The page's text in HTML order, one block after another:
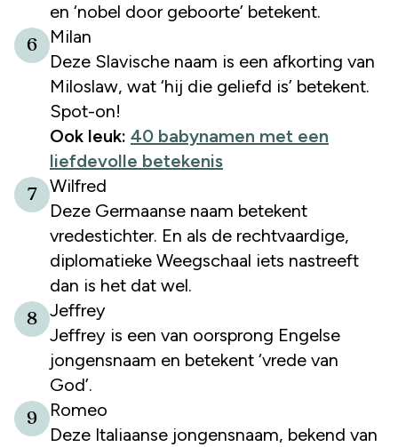
en ‘nobel door geboorte’ betekent.
6
Milan
Deze Slavische naam is een afkorting van
Miloslaw, wat ‘hij die geliefd is’ betekent.
Spot-on!
Ook leuk: 40 babynamen met een
liefdevolle betekenis
7
Wilfred
Deze Germaanse naam betekent
vredestichter. En als de rechtvaardige,
diplomatieke Weegschaal iets nastreeft
dan is het dat wel.
8
Jeffrey
Jeffrey is een van oorsprong Engelse
jongensnaam en betekent ‘vrede van
God’.
9
Romeo
Deze Italiaanse jongensnaam, bekend van